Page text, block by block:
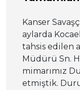
Kanser
aylarda
tahsis edilen
Müdürü Sn.
mimarımız
etmiştik.